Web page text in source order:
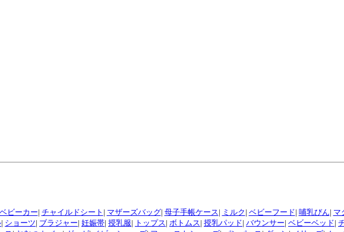
ベビーカー| チャイルドシート | マザーズバッグ| 母子手帳ケース | ミルク | ベビーフード| 哺乳びん| マ
| ショーツ| ブラジャー| 妊娠帯| 授乳服| トップス | ボトムス | 授乳パッド| バウンサー| ベビーベッド|